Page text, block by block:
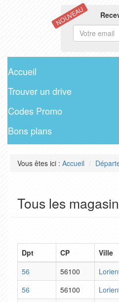
NOUVEAU
Accueil
Trouver un drive
Codes Promo
Bons plans
Vous êtes ici : Accueil
Tous les
Dpt CP Ville
56
56100
56
56100